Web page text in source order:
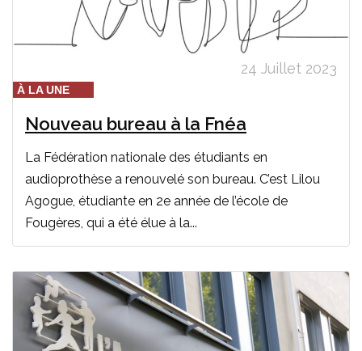
24 Juillet 2023
À LA UNE
Nouveau bureau à la Fnéa
La Fédération nationale des étudiants en
audioprothèse a renouvelé son bureau. C’est Lilou
Agogue, étudiante en 2e année de l’école de
Fougères, qui a été élue à la...